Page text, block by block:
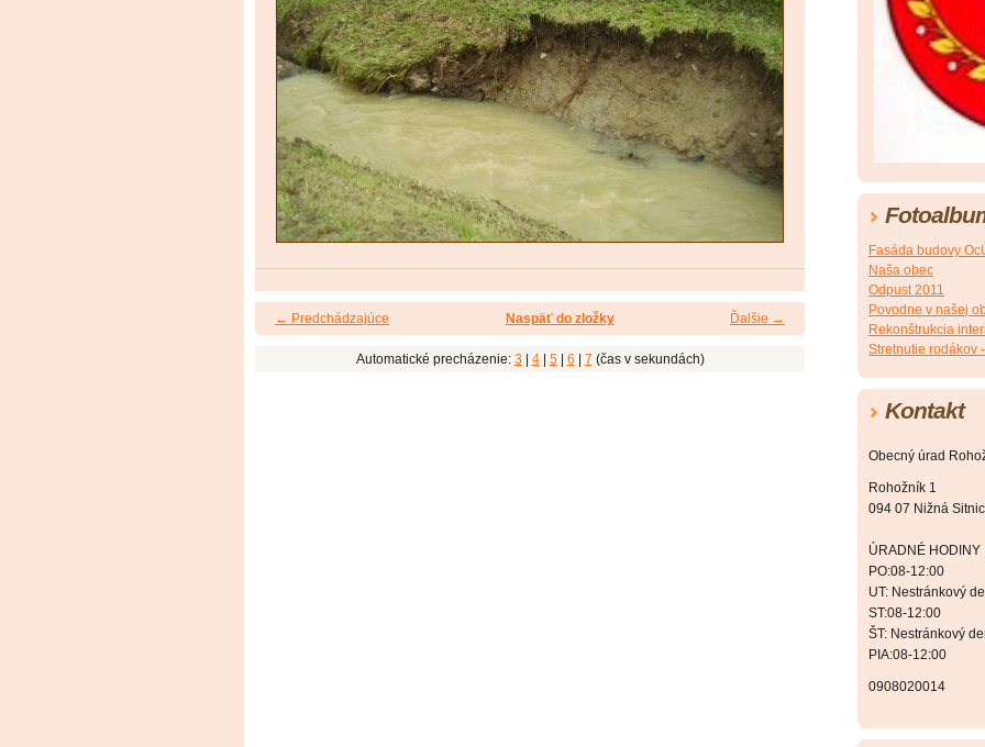
← Predchádzajúce Ďalšie →
Naspäť do zložky
Automatické precházenie: 3 4| 5| 6 7 (čas v sekundách)
Fasáda budovy
Naša obec
Odpust 2011
Povodne v našej
Rekonštrukcia
Stretnutie rodákov
Kontakt
Obecný úrad
Rohožník 1
094 07 Nižná
ÚRADNÉ HODINY
PO:08-12:00
UT: Nestránkový
ST:08-12:00
ŠT: Nestránkový
PIA:08-12:00
0908020014